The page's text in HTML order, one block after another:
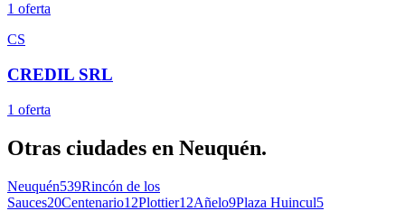
1 oferta
CS
CREDIL SRL
1 oferta
Otras ciudades en Neuquén.
Neuquén539Rincón de los
Sauces20Centenario12Plottier12Añelo9Plaza Huincul5